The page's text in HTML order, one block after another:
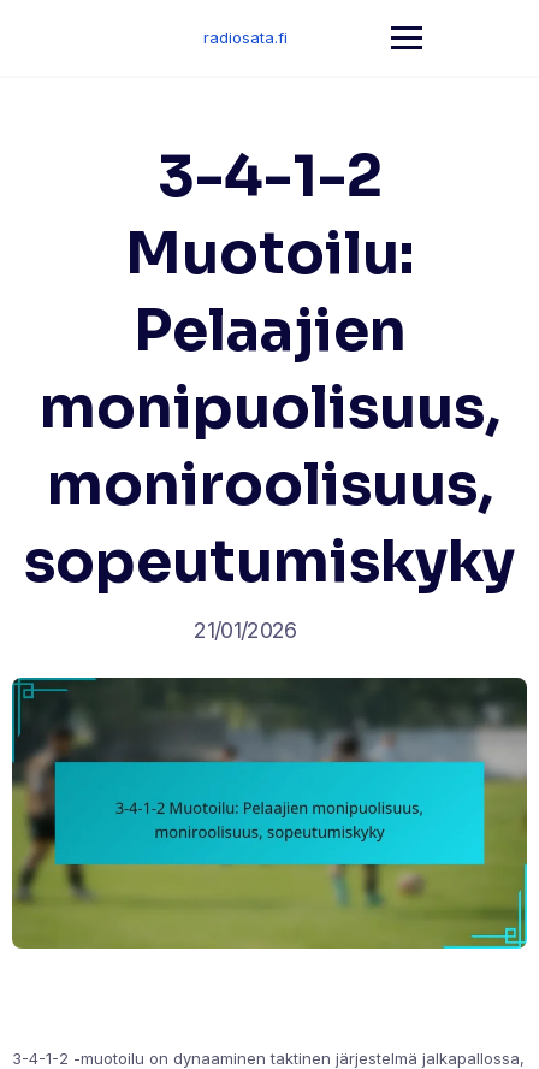
radiosata.fi
3-4-1-2
Muotoilu:
Pelaajien
monipuolisuus,
moniroolisuus,
sopeutumiskyky
21/01/2026
3-4-1-2 -muotoilu on dynaaminen taktinen järjestelmä jalkapallossa,